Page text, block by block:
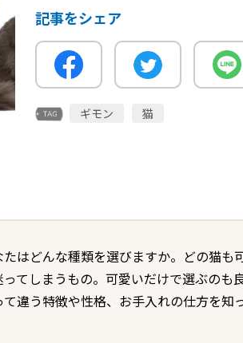
記事をシェア
ギモン 猫
はどんな種類を選びますか。どの猫も
てしまうもの。可愛いだけで選ぶのも
違う特徴や性格、お手入れの仕方を知